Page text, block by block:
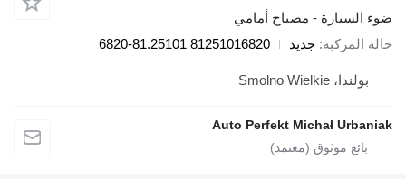
- مصباح أمامي
جديد 81251016820 81.25101-6820
Auto Perfekt